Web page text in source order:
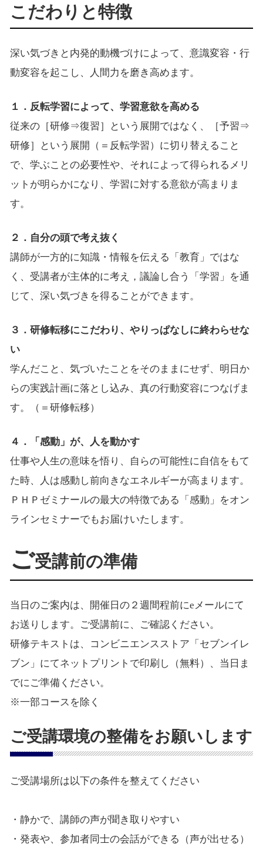
こだわりと特徴
深い気づきと内発的動機づけによって、意識変容・行
動変容を起こし、人間力を磨き高めます。
１．反転学習によって、学習意欲を高める
従来の［研修⇒復習］という展開ではなく、［予習⇒
研修］という展開（＝反転学習）に切り替えること
で、学ぶことの必要性や、それによって得られるメリ
ットが明らかになり、学習に対する意欲が高まりま
す。
２．自分の頭で考え抜く
講師が一方的に知識・情報を伝える「教育」ではな
く、受講者が主体的に考え，議論し合う「学習」を通
じて、深い気づきを得ることができます。
３．研修転移にこだわり、やりっぱなしに終わらせな
い
学んだこと、気づいたことをそのままにせず、明日か
らの実践計画に落とし込み、真の行動変容につなげま
す。（＝研修転移）
４．「感動」が、人を動かす
仕事や人生の意味を悟り、自らの可能性に自信をもて
た時、人は感動し前向きなエネルギーが高まります。
ＰＨＰゼミナールの最大の特徴である「感動」をオン
ラインセミナーでもお届けいたします。
ご受講前の準備
当日のご案内は、開催日の２週間程前にeメールにて
お送りします。ご受講前に、ご確認ください。
研修テキストは、コンビニエンスストア「セブンイレ
ブン」にてネットプリントで印刷し（無料）、当日ま
でにご準備ください。
※一部コースを除く
ご受講環境の整備をお願いします
ご受講場所は以下の条件を整えてください
・静かで、講師の声が聞き取りやすい
・発表や、参加者同士の会話ができる（声が出せる）